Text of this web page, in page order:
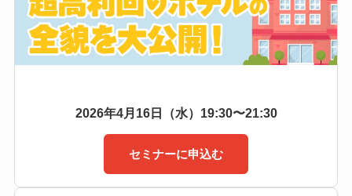
2026年4月16日（水）19:30〜21:30
セミナーに申込む